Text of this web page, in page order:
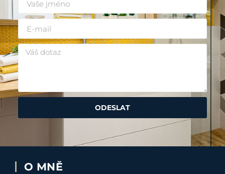
ODESLAT
O MNĚ